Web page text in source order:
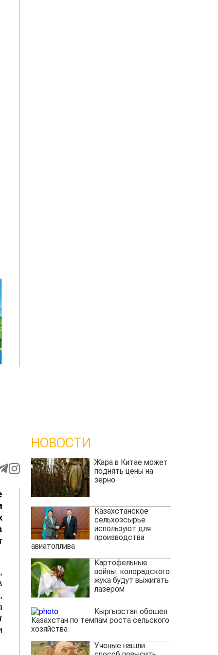
НОВОСТИ
Жара в Китае может
поднять цены на
зерно
Казахстанское
сельхозсырье
используют для
производства
авиатоплива
Картофельные
войны: колорадского
жука будут выжигать
лазером
Кыргызстан обошел
Казахстан по темпам роста сельского
хозяйства
Ученые нашли